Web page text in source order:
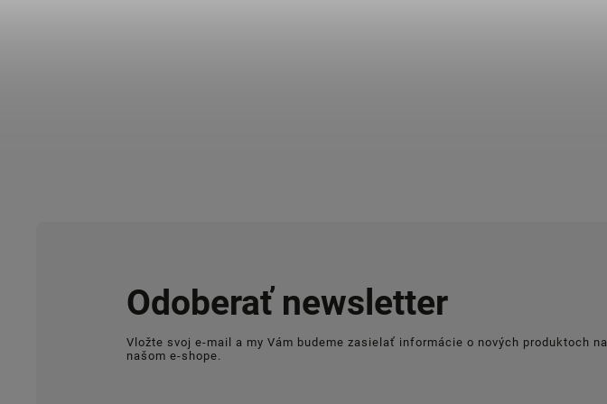
Odoberať newsletter
Vložte svoj e-mail a my Vám budeme zasielať informácie o nových produktoch na
našom e-shope.